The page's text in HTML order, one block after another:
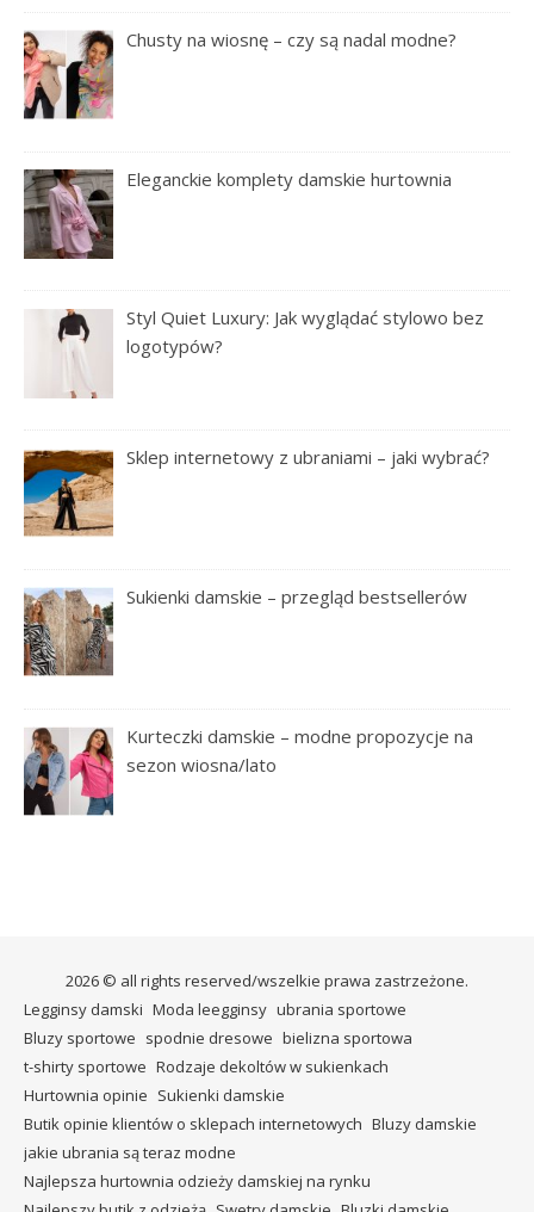
Chusty na wiosnę – czy są nadal modne?
Eleganckie komplety damskie hurtownia
Styl Quiet Luxury: Jak wyglądać stylowo bez
logotypów?
Sklep internetowy z ubraniami – jaki wybrać?
Sukienki damskie – przegląd bestsellerów
Kurteczki damskie – modne propozycje na
sezon wiosna/lato
2026 © all rights reserved/wszelkie prawa zastrzeżone.
Legginsy damski Moda leegginsy ubrania sportowe
Bluzy sportowe spodnie dresowe bielizna sportowa
t-shirty sportowe Rodzaje dekoltów w sukienkach
Hurtownia opinie Sukienki damskie
Butik opinie klientów o sklepach internetowych Bluzy damskie
jakie ubrania są teraz modne
Najlepsza hurtownia odzieży damskiej na rynku